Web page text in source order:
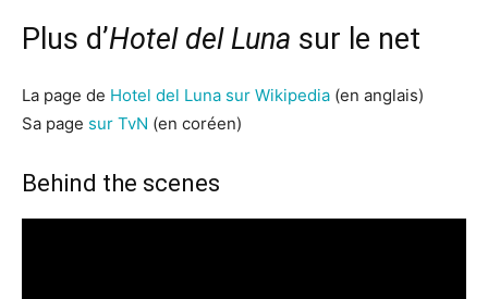
Plus d’Hotel del Luna sur le net
La page de Hotel del Luna sur Wikipedia (en anglais)
Sa page sur TvN (en coréen)
Behind the scenes